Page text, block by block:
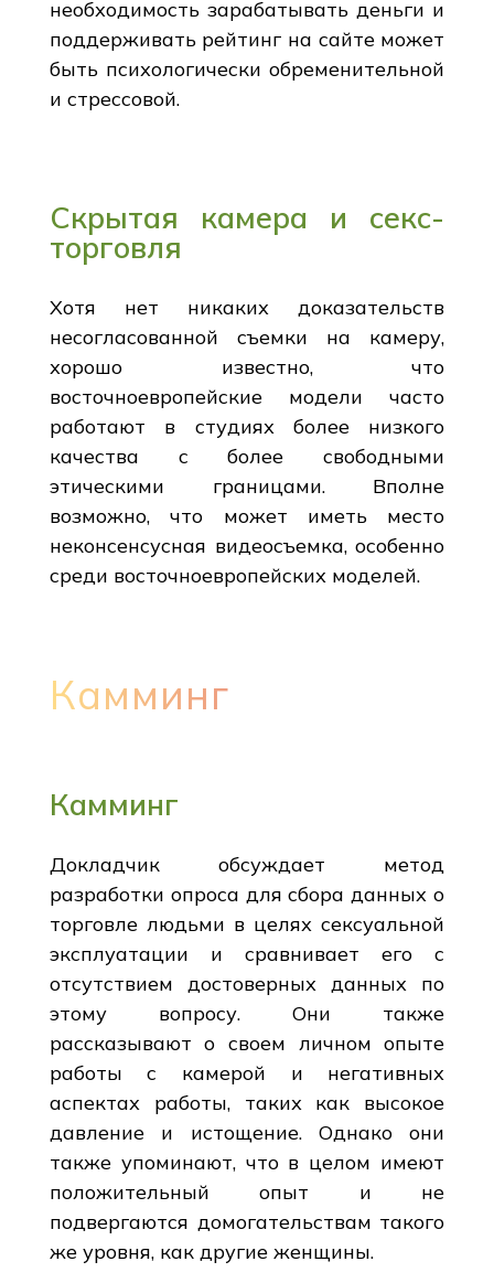
необходимость зарабатывать деньги и
поддерживать рейтинг на сайте может
быть психологически обременительной
и стрессовой.
Скрытая камера и секс-
торговля
Хотя нет никаких доказательств
несогласованной съемки на камеру,
хорошо известно, что
восточноевропейские модели часто
работают в студиях более низкого
качества с более свободными
этическими границами. Вполне
возможно, что может иметь место
неконсенсусная видеосъемка, особенно
среди восточноевропейских моделей.
Камминг
Камминг
Докладчик обсуждает метод
разработки опроса для сбора данных о
торговле людьми в целях сексуальной
эксплуатации и сравнивает его с
отсутствием достоверных данных по
этому вопросу. Они также
рассказывают о своем личном опыте
работы с камерой и негативных
аспектах работы, таких как высокое
давление и истощение. Однако они
также упоминают, что в целом имеют
положительный опыт и не
подвергаются домогательствам такого
же уровня, как другие женщины.